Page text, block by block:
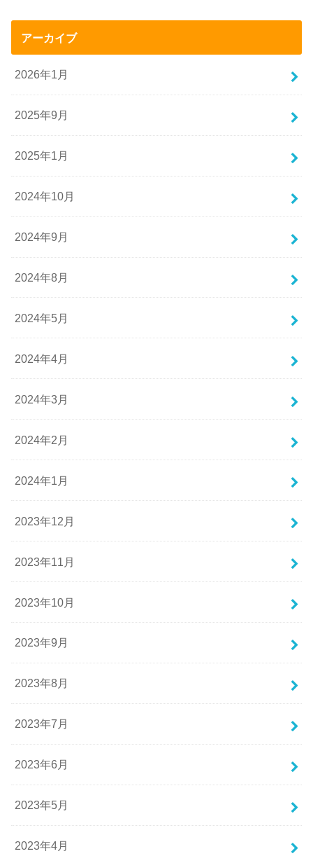
アーカイブ
2026年1月
2025年9月
2025年1月
2024年10月
2024年9月
2024年8月
2024年5月
2024年4月
2024年3月
2024年2月
2024年1月
2023年12月
2023年11月
2023年10月
2023年9月
2023年8月
2023年7月
2023年6月
2023年5月
2023年4月